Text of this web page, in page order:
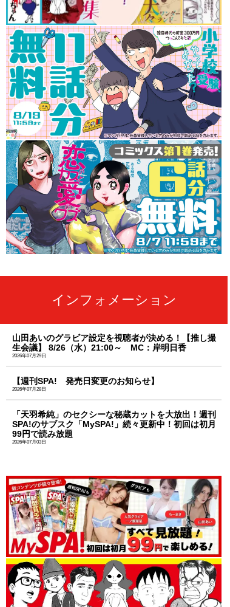
インフォメーション
山田あいのグラビア設定を視聴者が決める！【推し撮
生会議】 8/26（水）21:00～ MC：岸明日香
2026年07月29日
【週刊SPA! 発売日変更のお知らせ】
2026年07月28日
「天羽希純」のセクシーな秘蔵カットを大放出！週刊
SPA!のサブスク「MySPA!」続々更新中！初回は初月
99円で読み放題
2026年07月03日